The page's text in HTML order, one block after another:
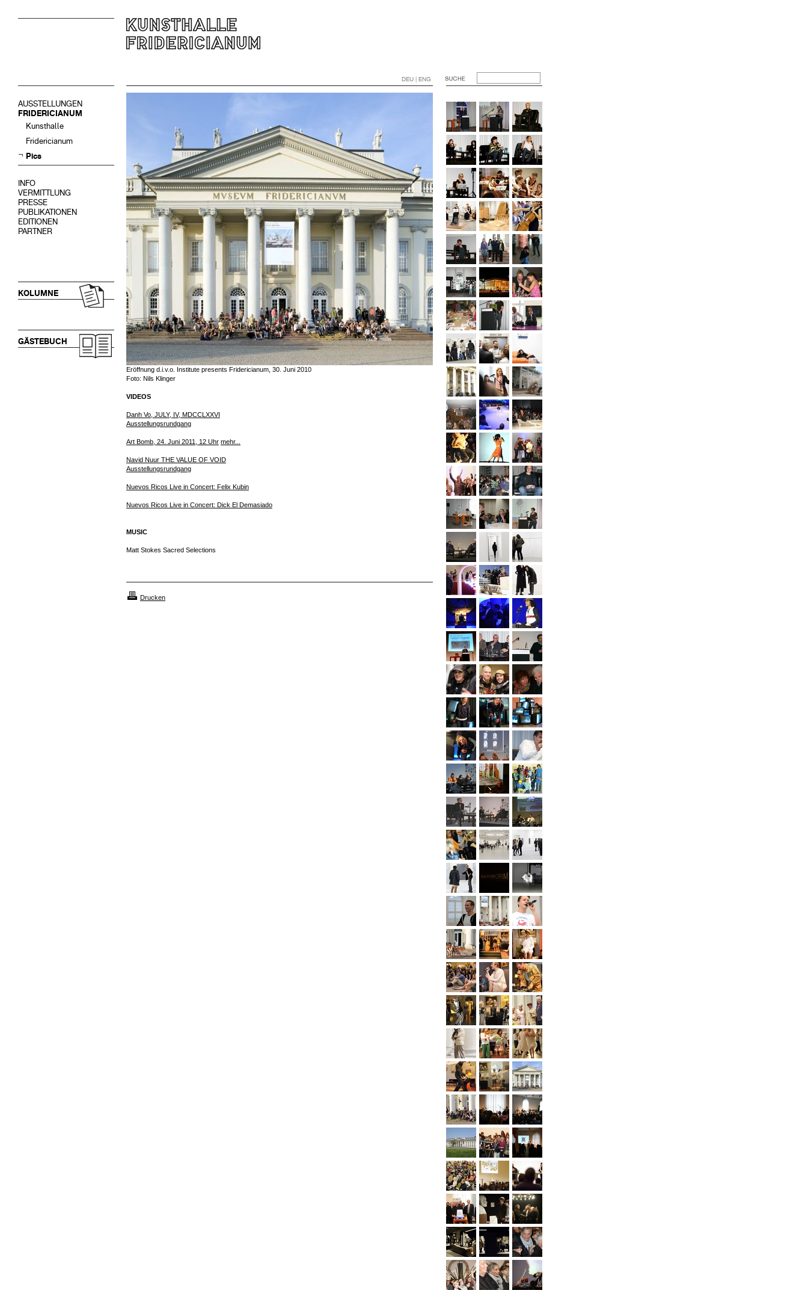
DEU | ENG
AUSSTELLUNGEN
FRIDERICIANUM
Kunsthalle
Fridericianum
Pics
INFO
VERMITTLUNG
PRESSE
PUBLIKATIONEN
EDITIONEN
PARTNER
KOLUMNE
GÄSTEBUCH
Eröffnung d.i.v.o. Institute presents Fridericianum, 30. Juni 2010
Foto: Nils Klinger
VIDEOS
Danh Vo, JULY, IV, MDCCLXXVI
Ausstellungsrundgang
Art Bomb, 24. Juni 2011, 12 Uhr mehr...
Navid Nuur THE VALUE OF VOID
Ausstellungsrundgang
Nuevos Ricos Live in Concert: Felix Kubin
Nuevos Ricos Live in Concert: Dick El Demasiado
MUSIC
Matt Stokes Sacred Selections
Drucken